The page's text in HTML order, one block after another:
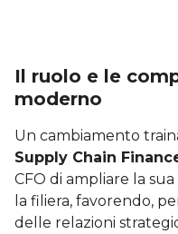
Il ruolo e le
moderno
Un cambiamento
Supply Chain
CFO di ampliare la
la filiera, favorendo,
delle relazioni